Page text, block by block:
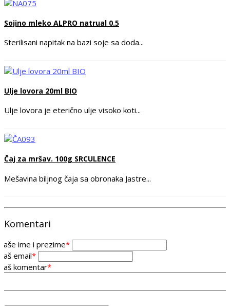
Sojino mleko ALPRO natrual 0.5
Sterilisani napitak na bazi soje sa doda...
Ulje lovora 20ml BIO
Ulje lovora je eterično ulje visoko koti...
Čaj za mršav. 100g SRCULENCE
Mešavina biljnog čaja sa obronaka Jastre...
Komentari
ime i prezime*
email*
komentar*